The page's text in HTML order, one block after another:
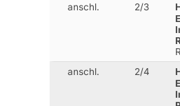
anschl. 2/3
anschl. 2/4